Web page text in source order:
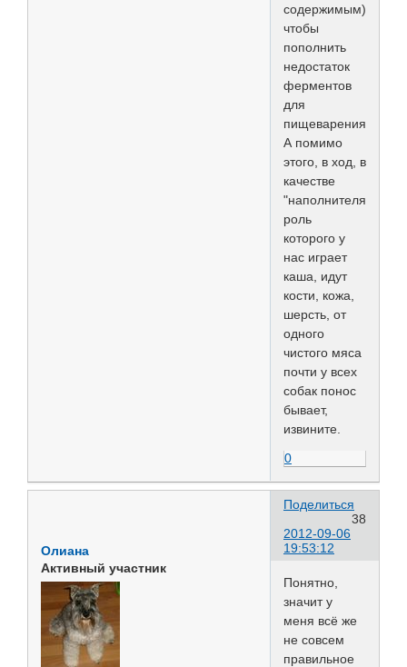
содержимым),
чтобы
пополнить
недостаток
ферментов
для
пищеварения.
А помимо
этого, в ход, в
качестве
"наполнителя",
роль
которого у
нас играет
каша, идут
кости, кожа,
шерсть, от
одного
чистого мяса
почти у всех
собак понос
бывает,
извините.
0
Поделиться
38
2012-09-06
19:53:12
Олиана
Активный участник
Понятно,
значит у
меня всё же
не совсем
правильное